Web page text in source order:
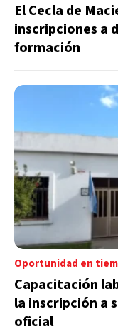
El Cecla de
inscripciones a
formación
Oportunidad en
Capacitación
la inscripción a
oficial